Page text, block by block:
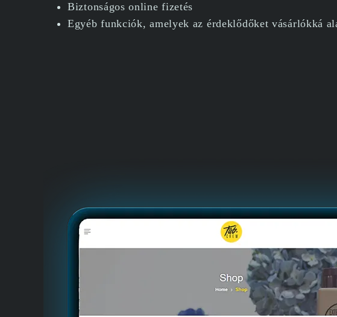
Biztonságos online fizetés
Egyéb funkciók, amelyek az érdeklődőket vásárlókká